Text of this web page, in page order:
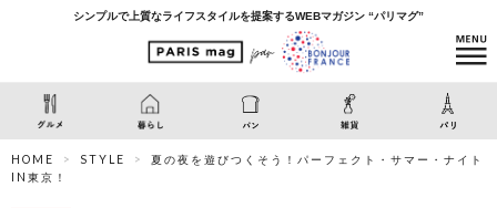
シンプルで上質なライフスタイルを提案するWEBマガジン “パリマグ”
HOME STYLE
夏の夜を遊びつくそう！パーフェクト・サマー・ナイト
IN東京！